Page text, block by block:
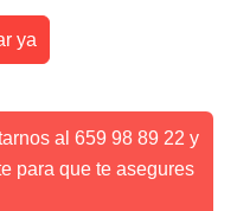
ya
al 659 98 89 22 y
para que te asegures